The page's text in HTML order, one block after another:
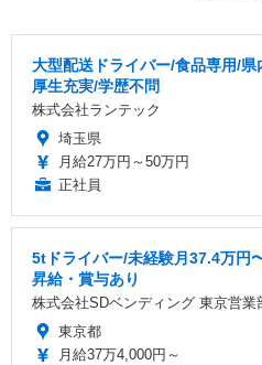
大型配送ドライバー/食品専用/
厚生充実/学歴不問
株式会社ランテック
埼玉県
月給27万円～50万円
正社員
5tドライバー/未経験月37.4万円
昇給・賞与あり
株式会社SDベンディング 東京営業
東京都
月給37万4,000円～